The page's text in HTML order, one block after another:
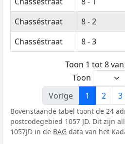
Chasséstraat
8 - 2
Chasséstraat
8 - 3
Toon 1 tot 8
Toon
Vorige
1 2 3
Bovenstaande tabel toont de 24
postcodegebied 1057 JD. Dit zijn
1057JD in de BAG data van het